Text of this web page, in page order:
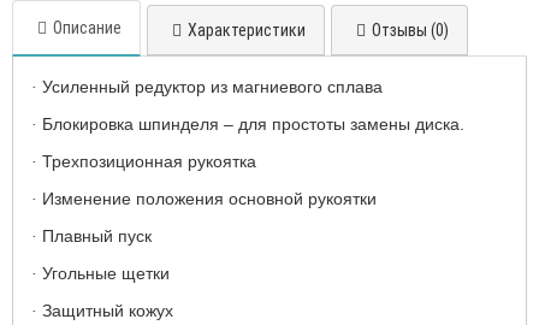
Описание Характеристики Отзывы (0)
· Усиленный редуктор из магниевого сплава
· Блокировка шпинделя – для простоты замены диска.
· Трехпозиционная рукоятка
· Изменение положения основной рукоятки
· Плавный пуск
· Угольные щетки
· Защитный кожух